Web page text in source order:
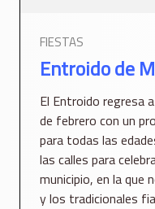
FIESTAS
Entroido de
El Entroido regresa
de febrero con un
para todas las
las calles para
municipio, en la que
y los tradicionales